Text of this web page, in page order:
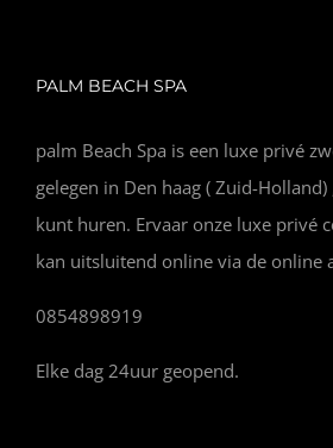
PALM BEACH SPA
palm Beach Spa is een luxe privé
gelegen in Den haag ( Zuid-
kunt huren. Ervaar onze luxe privé
kan uitsluitend online via de online
0854898919
Elke dag 24uur geopend.